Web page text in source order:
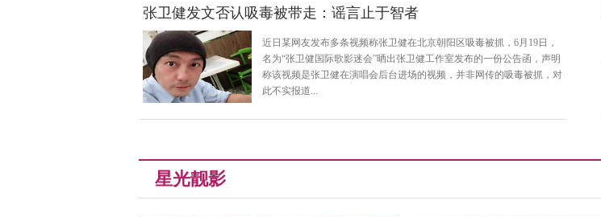
张卫健发文否认吸毒被带走：谣言止于智者
近日某网友发布多条视频称张卫健在北京朝阳区吸毒被抓，6月19日，
名为“张卫健国际歌影迷会”晒出张卫健工作室发布的一份公告函，声明
称该视频是张卫健在演唱会后台进场的视频，并非网传的吸毒被抓，对
此不实报道...
星光靓影